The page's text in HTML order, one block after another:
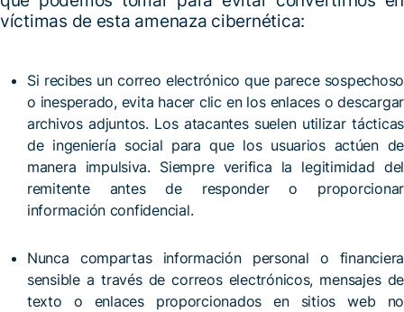
víctimas de esta amenaza cibernética:
Si recibes un correo electrónico que parece sospechoso
o inesperado, evita hacer clic en los enlaces o descargar
archivos adjuntos. Los atacantes suelen utilizar tácticas
de ingeniería social para que los usuarios actúen de
manera impulsiva. Siempre verifica la legitimidad del
remitente antes de responder o proporcionar
información confidencial.
Nunca compartas información personal o financiera
sensible a través de correos electrónicos, mensajes de
texto o enlaces proporcionados en sitios web no